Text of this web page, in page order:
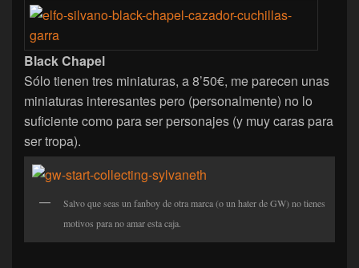
Black Chapel
Sólo tienen tres miniaturas, a 8’50€, me parecen unas
miniaturas interesantes pero (personalmente) no lo
suficiente como para ser personajes (y muy caras para
ser tropa).
Salvo que seas un fanboy de otra marca (o un hater de GW) no tienes
motivos para no amar esta caja.